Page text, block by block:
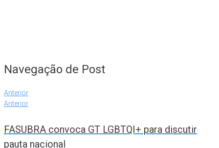
Navegação de Post
Anterior
Anterior
FASUBRA convoca GT LGBTQI+ para discutir
pauta nacional